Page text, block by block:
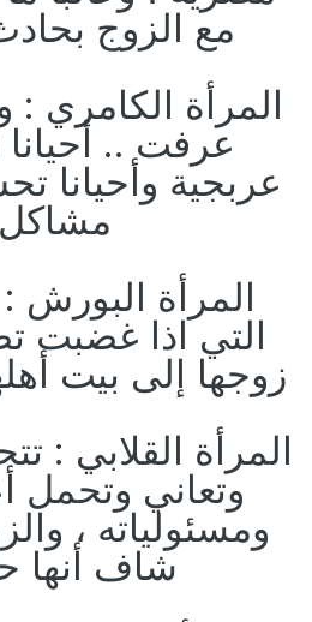
مع الزوج
المرأة الكامري :
عرفت ..
عربجية وأحيانا
المرأة البورش
التي اذا غضبت
زوجها إلى بيت أهلها بــ
المرأة القلابي :
وتعاني وتحمل
ومسئولياته ،
شاف أنها